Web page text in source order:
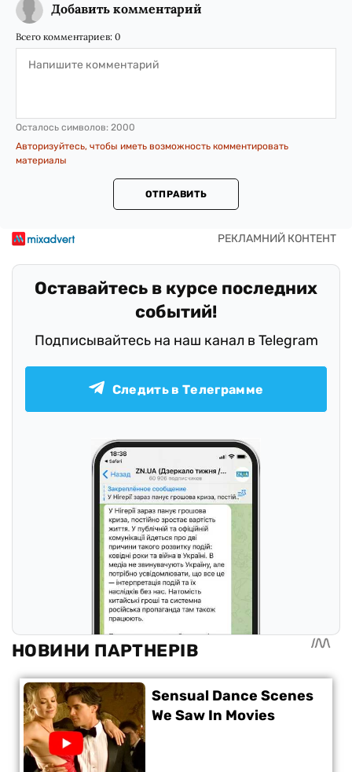
Добавить комментарий
Всего комментариев: 0
Осталось символов: 2000
Авторизуйтесь, чтобы иметь возможность комментировать
материалы
ОТПРАВИТЬ
Оставайтесь в курсе последних
событий!
Подписывайтесь на наш канал в Telegram
Следить в Телеграмме